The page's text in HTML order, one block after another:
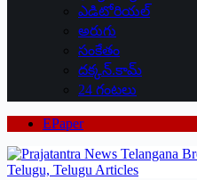
ఎడిటోరియల్
అరుగు
సంకేతం
దక్కన్.కామ్
24 గంటలు
EPaper